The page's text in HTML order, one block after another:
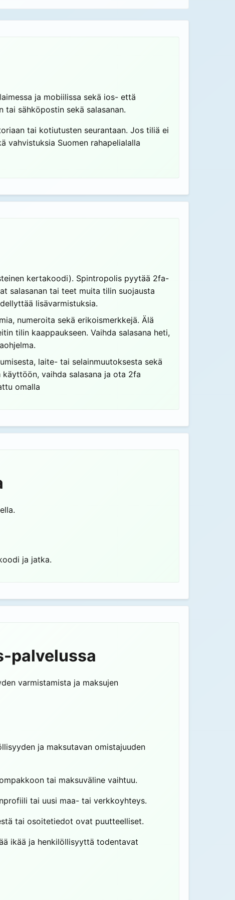
ja mobiilissa sekä ios- että
sähköpostin sekä salasanan.
tai kotiutusten seurantaan. Jos tiliä ei
vahvistuksia Suomen rahapelialalla
kertakoodi). Spintropolis pyytää 2fa-
salasanan tai teet muita tilin suojausta
lisävarmistuksia.
numeroita sekä erikoismerkkejä. Älä
tilin kaappaukseen. Vaihda salasana heti,
laite- tai selainmuutoksesta sekä
vaihda salasana ja ota 2fa
omalla
ja jatka.
palvelussa
varmistamista ja maksujen
ja maksutavan omistajuuden
tai maksuväline vaihtuu.
tai uusi maa- tai verkkoyhteys.
tai osoitetiedot ovat puutteelliset.
ikää ja henkilöllisyyttä todentavat